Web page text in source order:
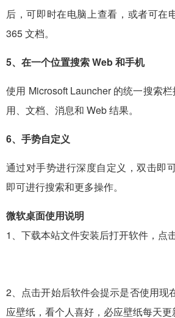
后，可即时在电脑上查看，或者可在
365 文档。
5、在一个位置搜索 Web 和手机
使用 Microsoft Launcher 的统一搜索
用、文档、消息和 Web 结果。
6、手势自定义
通过对手势进行深度自定义，双击即
即可进行搜索和更多操作。
微软桌面使用说明
1、下载本站文件安装后打开软件，点
2、点击开始后软件会提示是否使用现
应壁纸，看个人喜好，必应壁纸每天更